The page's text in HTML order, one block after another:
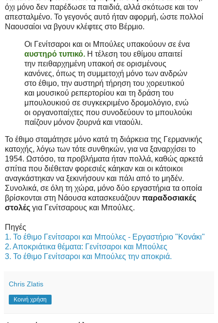
όχι μόνο δεν παρέδωσε τα παιδιά, αλλά σκότωσε και τον
απεσταλμένο. Το γεγονός αυτό ήταν αφορμή, ώστε πολλοί
Ναουσαίοι να βγουν κλέφτες στο Βέρμιο.
Oι Γενίτσαροι και οι Μπούλες υπακούουν σε ένα
αυστηρό τυπικό. Η τέλεση του εθίμου απαιτεί
την πειθαρχημένη υπακοή σε ορισμένους
κανόνες, όπως τη συμμετοχή μόνο των ανδρών
στο έθιμο, την αυστηρή τήρηση του χορευτικού
και μουσικού ρεπερτορίου και τη δράση του
μπουλουκιού σε συγκεκριμένο δρομολόγιο, ενώ
οι οργανοπαίχτες που συνοδεύουν το μπουλούκι
παίζουν μόνον ζουρνά και νταούλι.
Το έθιμο σταμάτησε μόνο κατά τη διάρκεια της Γερμανικής
κατοχής, λόγω των τότε συνθηκών, για να ξαναρχίσει το
1954. Ωστόσο, τα προβλήματα ήταν πολλά, καθώς αρκετά
σπίτια που διέθεταν φορεσιές κάηκαν και οι κάτοικοι
αναγκάστηκαν να ξεκινήσουν και πάλι από το μηδέν.
Συνολικά, σε όλη τη χώρα, μόνο δύο εργαστήρια τα οποία
βρίσκονται στη Νάουσα κατασκευάζουν παραδοσιακές
στολές για Γενίτσαρους και Μπούλες.
Πηγές
1. Το έθιμο Γενίτσαροι και Μπούλες - Εργαστήριο "Κονάκι"
2. Αποκριάτικα θέματα: Γενίτσαροι και Μπούλες
3. Το έθιμο Γενίτσαροι και Μπούλες την αποκριά.
Chris Zlatis
Κοινή χρήση